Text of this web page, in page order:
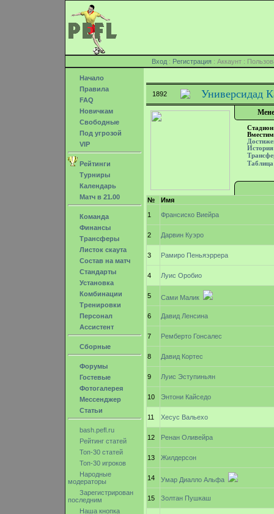
Вход : Регистрация : Аккаунт :
Начало
Правила
FAQ
Новичкам
Свободные
Под угрозой
VIP
Рейтинги
Турниры
Календарь
Матч в 21.00
Команда
Финансы
Трансферы
Листок скаута
Состав на матч
Стандарты
Установка
Комбинации
Тренировки
Персонал
Ассистент
Сборные
Форумы
Гостевые
Фотогалерея
Мессенджер
Статьи
bash.pefl.ru
Рейтинг статей
Топ-30 статей
Топ-30 игроков
Народные
модераторы
Зарегистрирован
последним
Наша кнопка
1892 Универсидад
Таблица
№
Имя
1
Франсиско Виейра
2 Дарвин Куэро
3 Рамиро Пеньяэррера
4 Луис Оробио
5 Сами Малик
6 Давид Ленсина
7 Ремберто Гонсалес
8 Давид Кортес
9 Луис Эступиньян
10 Энтони Кайседо
11 Хесус Вальехо
12 Ренан Оливейра
13 Жилдерсон
14 Умар Диалло Альфа
15 Золтан Пушкаш